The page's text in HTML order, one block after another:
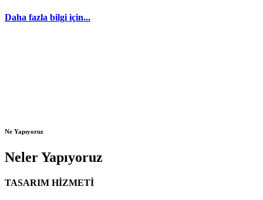
Daha fazla bilgi için...
Ne Yapıyoruz
Neler Yapıyoruz
TASARIM HİZMETİ